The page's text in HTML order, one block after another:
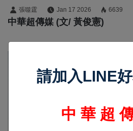
期盼擴大科技經貿
臺日情誼
張噬霆 Jan 17 2026 6639
中華超傳媒 (文/ 黃俊憲)
請加入LINE
中 華 超